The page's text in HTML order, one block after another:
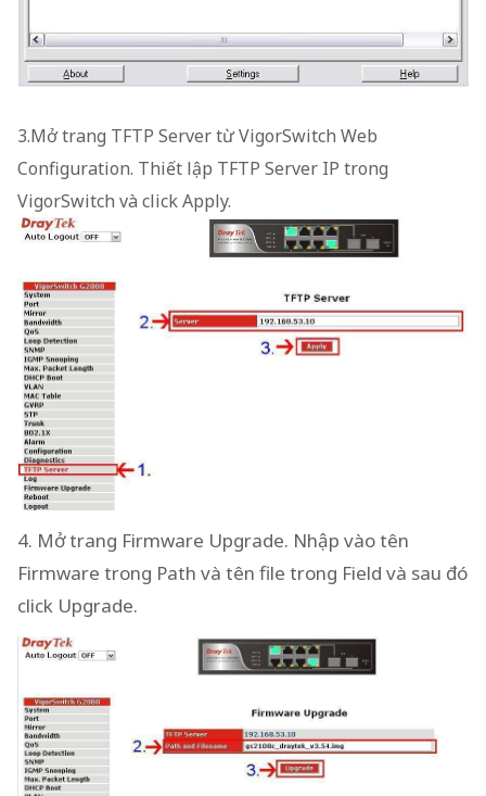
3.Mở trang TFTP Server từ VigorSwitch Web
Configuration. Thiết lập TFTP Server IP trong
VigorSwitch và click Apply.
4. Mở trang Firmware Upgrade. Nhập vào tên
Firmware trong Path và tên file trong Field và sau đó
click Upgrade.